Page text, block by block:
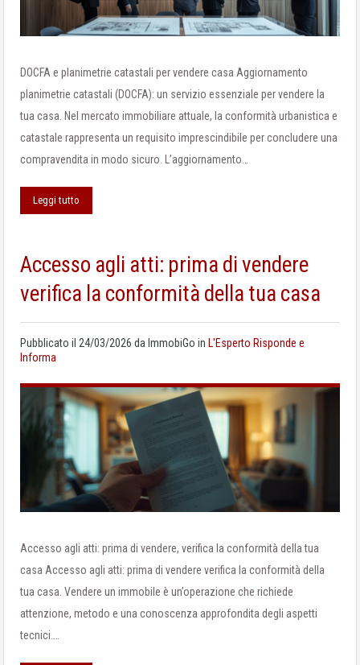
DOCFA e planimetrie catastali per vendere casa Aggiornamento
planimetrie catastali (DOCFA): un servizio essenziale per vendere la
tua casa. Nel mercato immobiliare attuale, la conformità urbanistica e
catastale rappresenta un requisito imprescindibile per concludere una
compravendita in modo sicuro. L’aggiornamento…
Leggi tutto
Accesso agli atti: prima di vendere
verifica la conformità della tua casa
Pubblicato il 24/03/2026 da ImmobiGo in L'Esperto Risponde e
Informa
Accesso agli atti: prima di vendere, verifica la conformità della tua
casa Accesso agli atti: prima di vendere verifica la conformità della
tua casa. Vendere un immobile è un’operazione che richiede
attenzione, metodo e una conoscenza approfondita degli aspetti
tecnici.…